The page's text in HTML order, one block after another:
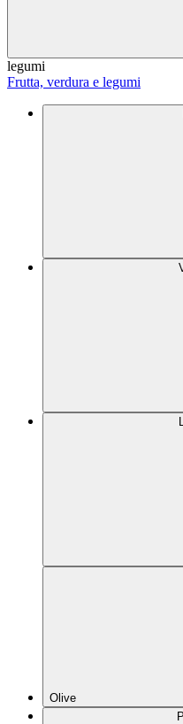
legumi
Frutta, verdura e legumi
Olive